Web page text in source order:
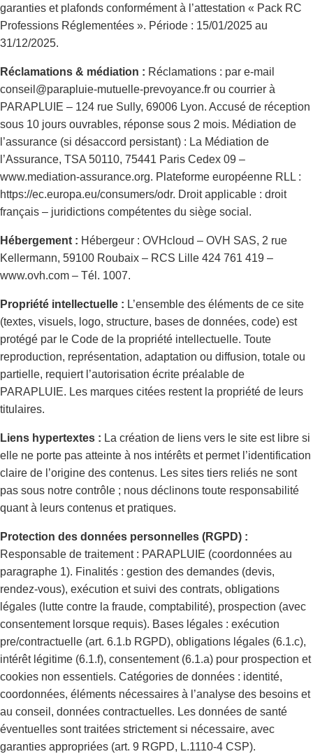
garanties et plafonds conformément à l’attestation « Pack RC
Professions Réglementées ». Période : 15/01/2025 au
31/12/2025.
Réclamations & médiation : Réclamations : par e-mail
conseil@parapluie-mutuelle-prevoyance.fr ou courrier à
PARAPLUIE – 124 rue Sully, 69006 Lyon. Accusé de réception
sous 10 jours ouvrables, réponse sous 2 mois. Médiation de
l’assurance (si désaccord persistant) : La Médiation de
l’Assurance, TSA 50110, 75441 Paris Cedex 09 –
www.mediation-assurance.org. Plateforme européenne RLL :
https://ec.europa.eu/consumers/odr. Droit applicable : droit
français – juridictions compétentes du siège social.
Hébergement : Hébergeur : OVHcloud – OVH SAS, 2 rue
Kellermann, 59100 Roubaix – RCS Lille 424 761 419 –
www.ovh.com – Tél. 1007.
Propriété intellectuelle : L’ensemble des éléments de ce site
(textes, visuels, logo, structure, bases de données, code) est
protégé par le Code de la propriété intellectuelle. Toute
reproduction, représentation, adaptation ou diffusion, totale ou
partielle, requiert l’autorisation écrite préalable de
PARAPLUIE. Les marques citées restent la propriété de leurs
titulaires.
Liens hypertextes : La création de liens vers le site est libre si
elle ne porte pas atteinte à nos intérêts et permet l’identification
claire de l’origine des contenus. Les sites tiers reliés ne sont
pas sous notre contrôle ; nous déclinons toute responsabilité
quant à leurs contenus et pratiques.
Protection des données personnelles (RGPD) :
Responsable de traitement : PARAPLUIE (coordonnées au
paragraphe 1). Finalités : gestion des demandes (devis,
rendez-vous), exécution et suivi des contrats, obligations
légales (lutte contre la fraude, comptabilité), prospection (avec
consentement lorsque requis). Bases légales : exécution
pre/contractuelle (art. 6.1.b RGPD), obligations légales (6.1.c),
intérêt légitime (6.1.f), consentement (6.1.a) pour prospection et
cookies non essentiels. Catégories de données : identité,
coordonnées, éléments nécessaires à l’analyse des besoins et
au conseil, données contractuelles. Les données de santé
éventuelles sont traitées strictement si nécessaire, avec
garanties appropriées (art. 9 RGPD, L.1110-4 CSP).